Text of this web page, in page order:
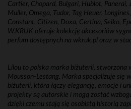
Cartier, Chopard, Bulgari, Hublot, Panerai,
Muller, Omega, Tudor, Tag Heuer,
Constant, Citizen, Doxa, Certina, Seiko,
W.KRUK oferuje kolekcję akcesoriów
perfum dostępnych na wkruk.pl oraz w
Lilou to polska marka biżuterii, stworzona
Mousson-Lestang. Marka specjalizuje się
biżuterii, która łączy elegancję, emocje i
projekty są autorskie i mogą zostać
dzięki czemu stają się osobistą historią